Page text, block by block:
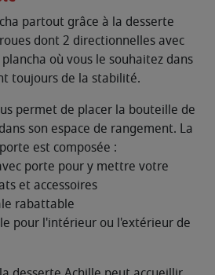
partout grâce à la desserte
dont 2 directionnelles avec
où vous le souhaitez dans
toujours de la stabilité.
permet de placer la bouteille de
son espace de rangement. La
est composée :
porte pour y mettre votre
et accessoires
rabattable
pour l'intérieur ou l'extérieur de